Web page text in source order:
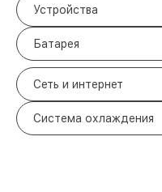
Устройства
Батарея
Сеть и интернет
Система охлаждения